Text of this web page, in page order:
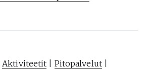
Aktiviteetit Pitopalvelut|